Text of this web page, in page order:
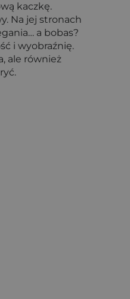
kaczkę.
Na jej stronach
a bobas?
i wyobraźnię.
ale również